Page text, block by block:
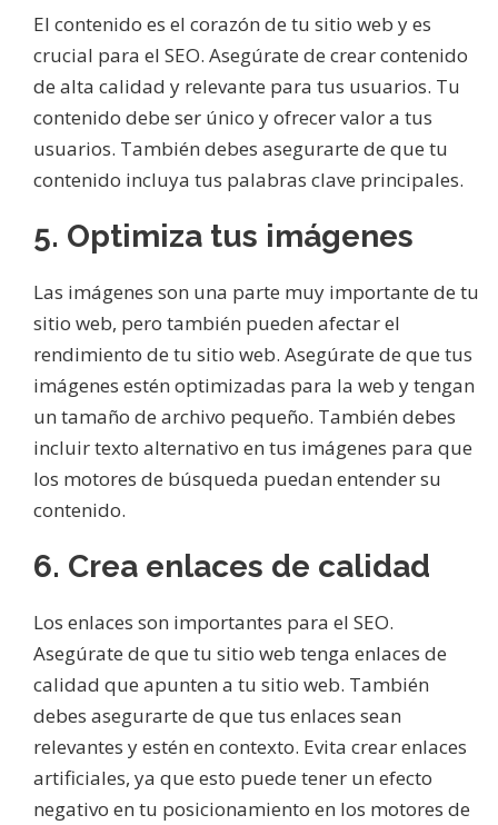
El contenido es el corazón de tu sitio web y es
crucial para el SEO. Asegúrate de crear contenido
de alta calidad y relevante para tus usuarios. Tu
contenido debe ser único y ofrecer valor a tus
usuarios. También debes asegurarte de que tu
contenido incluya tus palabras clave principales.
5. Optimiza tus imágenes
Las imágenes son una parte muy importante de tu
sitio web, pero también pueden afectar el
rendimiento de tu sitio web. Asegúrate de que tus
imágenes estén optimizadas para la web y tengan
un tamaño de archivo pequeño. También debes
incluir texto alternativo en tus imágenes para que
los motores de búsqueda puedan entender su
contenido.
6. Crea enlaces de calidad
Los enlaces son importantes para el SEO.
Asegúrate de que tu sitio web tenga enlaces de
calidad que apunten a tu sitio web. También
debes asegurarte de que tus enlaces sean
relevantes y estén en contexto. Evita crear enlaces
artificiales, ya que esto puede tener un efecto
negativo en tu posicionamiento en los motores de